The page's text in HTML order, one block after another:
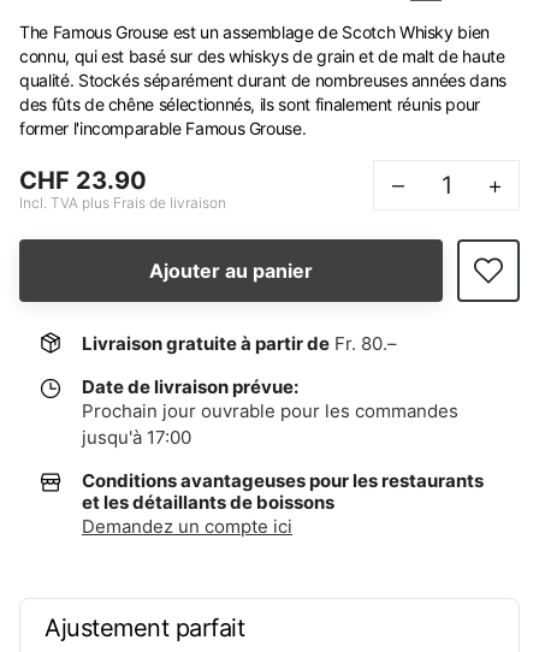
The Famous Grouse est un assemblage de Scotch Whisky bien
connu, qui est basé sur des whiskys de grain et de malt de haute
qualité. Stockés séparément durant de nombreuses années dans
des fûts de chêne sélectionnés, ils sont finalement réunis pour
former l'incomparable Famous Grouse.
CHF 23.90
Incl. TVA plus Frais de livraison
– +
Ajouter au panier
Livraison gratuite à partir de Fr. 80.–
Date de livraison prévue:
Prochain jour ouvrable pour les commandes
jusqu'à 17:00
Conditions avantageuses pour les restaurants
et les détaillants de boissons
Demandez un compte ici
Ajustement parfait